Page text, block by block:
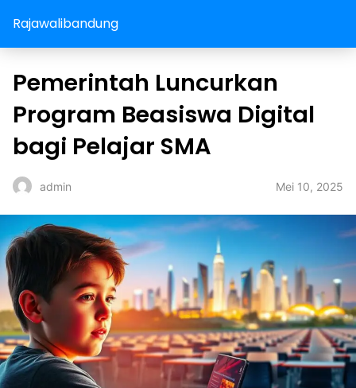
Rajawalibandung
Pemerintah Luncurkan
Program Beasiswa Digital
bagi Pelajar SMA
admin Mei 10, 2025